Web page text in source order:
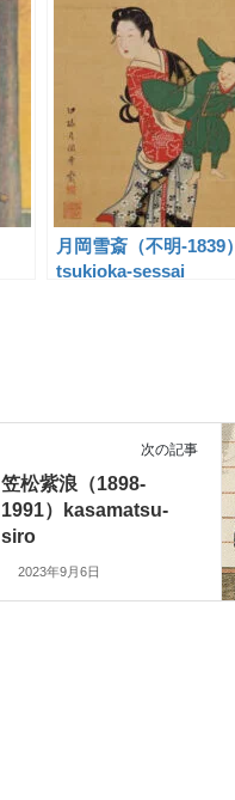
月岡雪斎（不明-1839）
tsukioka-sessai
次の記事
笠松紫浪（1898-
1991）kasamatsu-
siro
2023年9月6日